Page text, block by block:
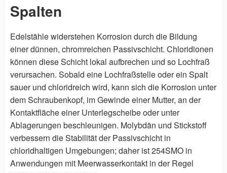
Spalten
Edelstähle widerstehen Korrosion durch die Bildung
einer dünnen, chromreichen Passivschicht. Chloridionen
können diese Schicht lokal aufbrechen und so Lochfraß
verursachen. Sobald eine Lochfraßstelle oder ein Spalt
sauer und chloridreich wird, kann sich die Korrosion unter
dem Schraubenkopf, im Gewinde einer Mutter, an der
Kontaktfläche einer Unterlegscheibe oder unter
Ablagerungen beschleunigen. Molybdän und Stickstoff
verbessern die Stabilität der Passivschicht in
chloridhaltigen Umgebungen; daher ist 254SMO in
Anwendungen mit Meerwasserkontakt in der Regel